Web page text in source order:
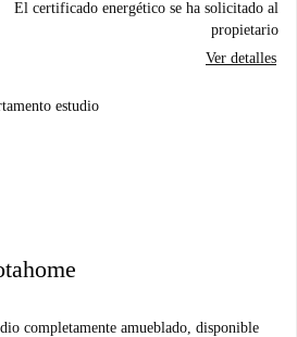
El certificado energético se ha solicitado al
propietario
Ver detalles
estudio
completamente amueblado, disponible